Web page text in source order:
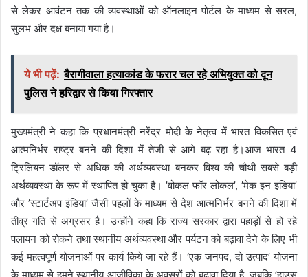
से लेकर आवंटन तक की व्यवस्थाओं को ऑनलाइन पोर्टल के माध्यम से सरल,
सुलभ और दक्ष बनाया गया है।
ये भी पढ़ें: बैरागीवाला हत्याकांड के फरार चल रहे अभियुक्त को दून
पुलिस ने हरिद्वार से किया गिरफ्तार
मुख्यमंत्री ने कहा कि प्रधानमंत्री नरेंद्र मोदी के नेतृत्व में भारत विकसित एवं
आत्मनिर्भर राष्ट्र बनने की दिशा में तेजी से आगे बढ़ रहा है।आज भारत 4
ट्रिलियन डॉलर से अधिक की अर्थव्यवस्था बनकर विश्व की चौथी सबसे बड़ी
अर्थव्यवस्था के रूप में स्थापित हो चुका है। ’वोकल फॉर लोकल’, ’मेक इन इंडिया’
और ’स्टार्टअप इंडिया’ जैसी पहलों के माध्यम से देश आत्मनिर्भर बनने की दिशा में
तीव्र गति से अग्रसर है। उन्होंने कहा कि राज्य सरकार द्वारा पहाड़ों से हो रहे
पलायन को रोकने तथा स्थानीय अर्थव्यवस्था और पर्यटन को बढ़ावा देने के लिए भी
कई महत्वपूर्ण योजनाओं पर कार्य किये जा रहे हैं। ‘एक जनपद, दो उत्पाद’ योजना